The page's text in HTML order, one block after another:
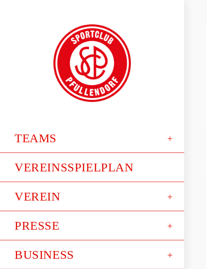
TEAMS
VEREINSSPIELPLAN
VEREIN
PRESSE
BUSINESS